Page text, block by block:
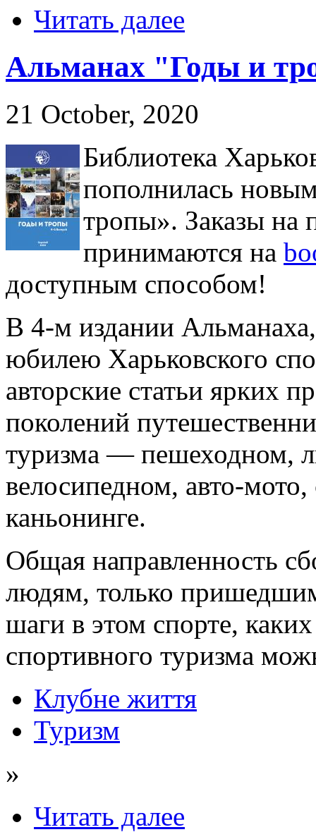
Читать далее
Альманах "Годы и
21 October, 2020
Библиотека
пополнилась
тропы». Заказы на
принимаются на
доступным способом!
В 4-м издании
юбилею Харьковского
авторские статьи ярких
поколений
туризма — пешеходном,
велосипедном, авто-
каньонинге.
Общая направленность
людям, только
шаги в этом спорте,
спортивного туризма
Клубне життя
Туризм
»
Читать далее